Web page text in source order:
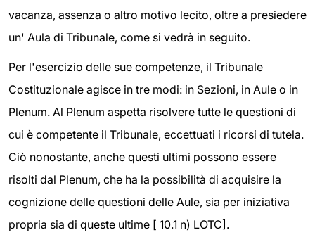
vacanza, assenza o altro motivo lecito, oltre a presiedere
un' Aula di Tribunale, come si vedrà in seguito.
Per l'esercizio delle sue competenze, il Tribunale
Costituzionale agisce in tre modi: in Sezioni, in Aule o in
Plenum. Al Plenum aspetta risolvere tutte le questioni di
cui è competente il Tribunale, eccettuati i ricorsi di tutela.
Ciò nonostante, anche questi ultimi possono essere
risolti dal Plenum, che ha la possibilità di acquisire la
cognizione delle questioni delle Aule, sia per iniziativa
propria sia di queste ultime [ 10.1 n) LOTC].